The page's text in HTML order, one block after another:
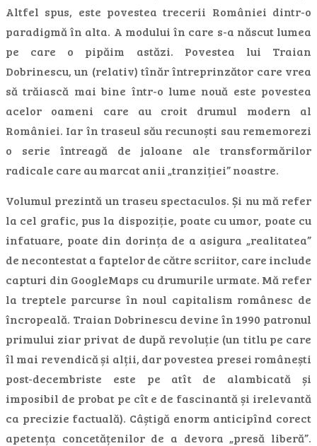
Altfel spus, este povestea trecerii României dintr-o
paradigmă în alta. A modului în care s-a născut lumea
pe care o pipăim astăzi. Povestea lui Traian
Dobrinescu, un (relativ) tînăr întreprinzător care vrea
să trăiască mai bine într-o lume nouă este povestea
acelor oameni care au croit drumul modern al
României. Iar în traseul său recunoști sau rememorezi
o serie întreagă de jaloane ale transformărilor
radicale care au marcat anii „tranziției” noastre.
Volumul prezintă un traseu spectaculos. Și nu mă refer
la cel grafic, pus la dispoziție, poate cu umor, poate cu
infatuare, poate din dorința de a asigura „realitatea”
de necontestat a faptelor de către scriitor, care include
capturi din GoogleMaps cu drumurile urmate. Mă refer
la treptele parcurse în noul capitalism românesc de
încropeală. Traian Dobrinescu devine în 1990 patronul
primului ziar privat de după revoluție (un titlu pe care
îl mai revendică și alții, dar povestea presei românești
post-decembriste este pe atît de alambicată și
imposibil de probat pe cît e de fascinantă și irelevantă
ca precizie factuală). Câștigă enorm anticipînd corect
apetența concetățenilor de a devora „presă liberă”.